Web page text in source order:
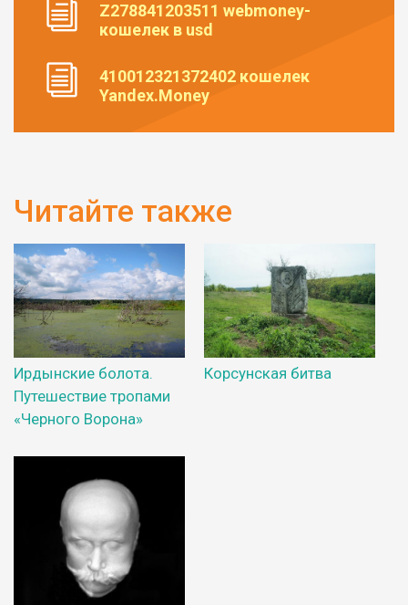
Z278841203511 webmoney-
кошелек в usd
410012321372402 кошелек
Yandex.Money
Читайте также
Ирдынские болота.
Путешествие тропами
«Черного Ворона»
Корсунская битва